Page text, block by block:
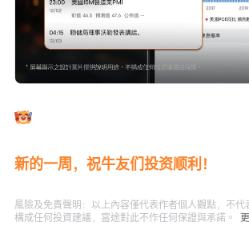
新的一周，祝牛友们投资顺利！
風險及免責聲明：以上內容僅代表作者個人觀點，不代
構成任何投資建議，富途對此不作任何保證與承諾。